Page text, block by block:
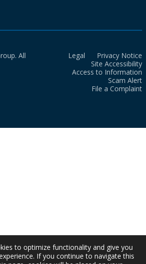
All
Legal
Privacy Notice
Site Accessibility
Access to Information
Scam Alert
File a Complaint
to optimize functionality and give you
If you continue to navigate this